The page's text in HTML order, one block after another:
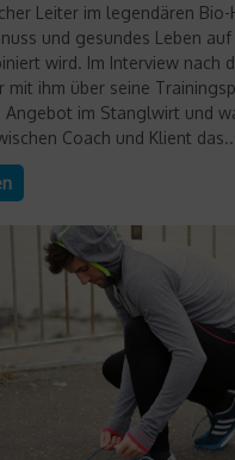
Leiter im legendären
und gesundes Leben
wird. Im Interview nach
mit ihm über seine
Angebot im Stanglwirt und
Coach und Klient